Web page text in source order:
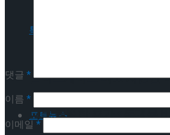
롤러스케이트 타고 시원한
나는 특별한 휴가 <동대문 바
포토뉴스
롤러스케이트 타고 시원한
나는 특별한 휴가 <동대문 바
댓글 *
이름 *
이메일*